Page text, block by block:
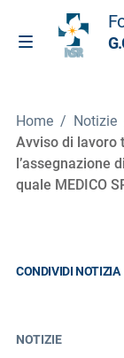
Vai ai
Vai al
Vai al
Attiva /
Home / Notizie
Avviso di lavoro
l’assegnazione
quale MEDICO
CONDIVIDI NOTIZIA
NOTIZIE